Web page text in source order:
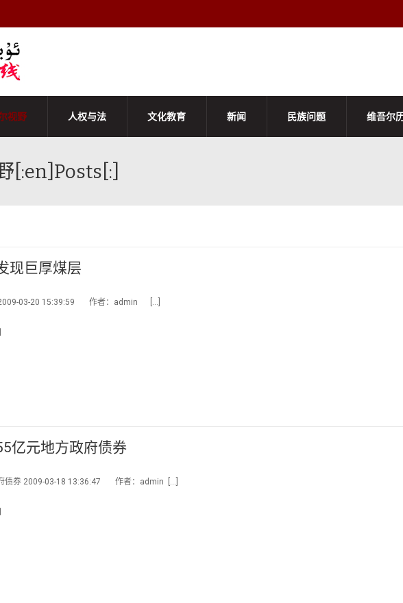
视野 人权与法 文化教育 新闻 民族问题 维吾尔
[:en]Posts[:]
现巨厚煤层
2009-03-20 15:39:59 作者：admin […]
亿元地方政府债券
债券 2009-03-18 13:36:47 作者：admin […]